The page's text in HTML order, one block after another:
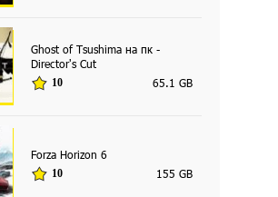
Ghost of Tsushima на пк -
Director's Cut
10 65.1 GB
Forza Horizon 6
10 155 GB